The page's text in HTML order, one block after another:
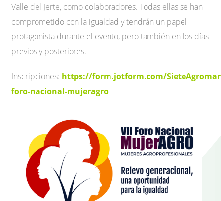
Valle del Jerte, como colaboradores. Todas ellas se han
comprometido con la igualdad y tendrán un papel
protagonista durante el evento, pero también en los días
previos y posteriores.
Inscripciones: https://form.jotform.com/
foro-nacional-mujeragro